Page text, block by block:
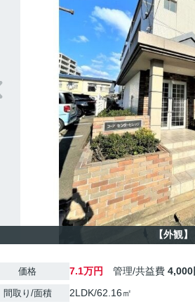
【外観】
価格 7.1万円 管理/共益費 4,000
間取り/面積 2LDK/62.16㎡